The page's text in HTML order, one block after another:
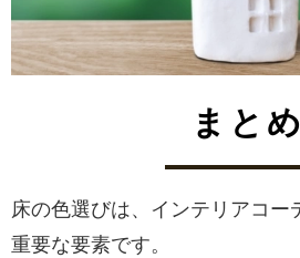
まとめ
床の色選びは、インテリアコー
重要な要素です。